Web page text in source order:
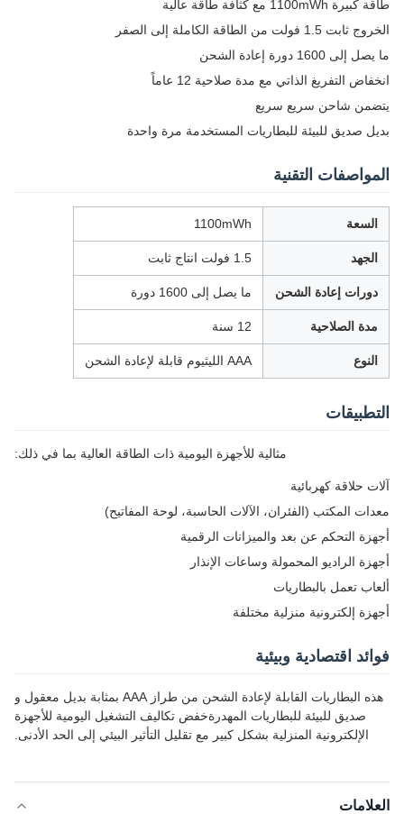
طاقة كبيرة 1100mWh مع كثافة طاقة عالية
الخروج ثابت 1.5 فولت من الطاقة الكاملة إلى الصفر
ما يصل إلى 1600 دورة إعادة الشحن
انخفاض التفريغ الذاتي مع مدة صلاحية 12 عاماً
يتضمن شاحن سريع سريع
بديل صديق للبيئة للبطاريات المستخدمة مرة واحدة
المواصفات التقنية
السعة 1100mWh
الجهد 1.5 فولت انتاج ثابت
دورات إعادة الشحن ما يصل إلى 1600 دورة
مدة الصلاحية 12 سنة
النوع AAA الليثيوم قابلة لإعادة الشحن
التطبيقات
مثالية للأجهزة اليومية ذات الطاقة العالية بما في ذلك:
آلات حلاقة كهربائية
معدات المكتب (الفئران، الآلات الحاسبة، لوحة المفاتيح)
أجهزة التحكم عن بعد والميزانات الرقمية
أجهزة الراديو المحمولة وساعات الإنذار
ألعاب تعمل بالبطاريات
أجهزة إلكترونية منزلية مختلفة
فوائد اقتصادية وبيئية
هذه البطاريات القابلة لإعادة الشحن من طراز AAA بمثابة بديل معقول و
صديق للبيئة للبطاريات المهدرةخفض تكاليف التشغيل اليومية للأجهزة
الإلكترونية المنزلية بشكل كبير مع تقليل التأثير البيئي إلى الحد الأدنى.
العلامات